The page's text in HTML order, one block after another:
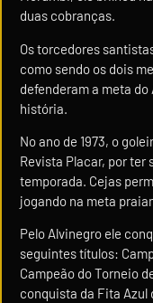
duas cobranças.
Os torcedores
como sendo os dois
defenderam a meta
história.
No ano de 1973, o
Revista Placar, por ter
temporada. Cejas
jogando na meta
Pelo Alvinegro ele
seguintes títulos:
Campeão do Torneio
conquista da Fita Azul